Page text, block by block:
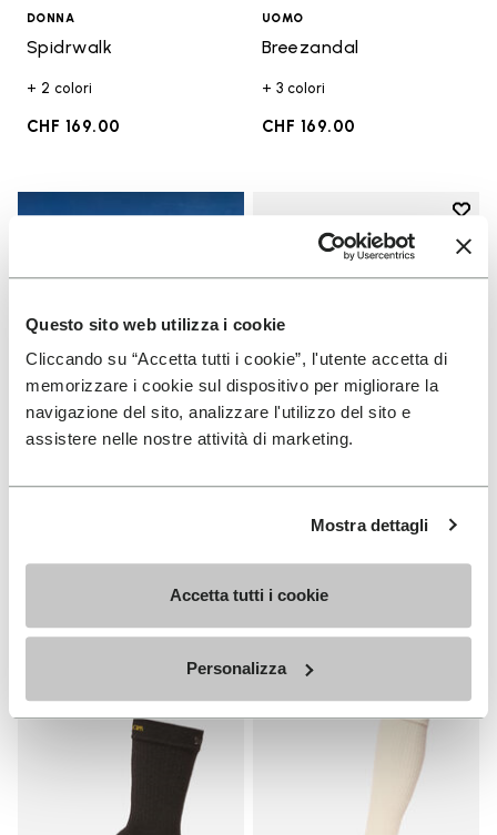
Questo sito web utilizza i cookie
Cliccando su “Accetta tutti i cookie”, l'utente accetta di
memorizzare i cookie sul dispositivo per migliorare la
navigazione del sito, analizzare l'utilizzo del sito e
assistere nelle nostre attività di marketing.
Mostra dettagli
Accetta tutti i cookie
Personalizza
DONNA
Spidrwalk
+ 2 colori
CHF 169.00
UOMO
Breezandal
+ 3 colori
CHF 169.00
Add
Breezandal
Add to wishlist Crew
Add